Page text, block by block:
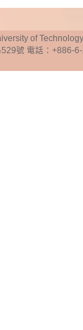
of
529號 電話：